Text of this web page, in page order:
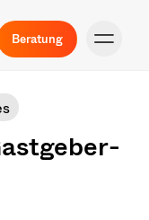
Beratung